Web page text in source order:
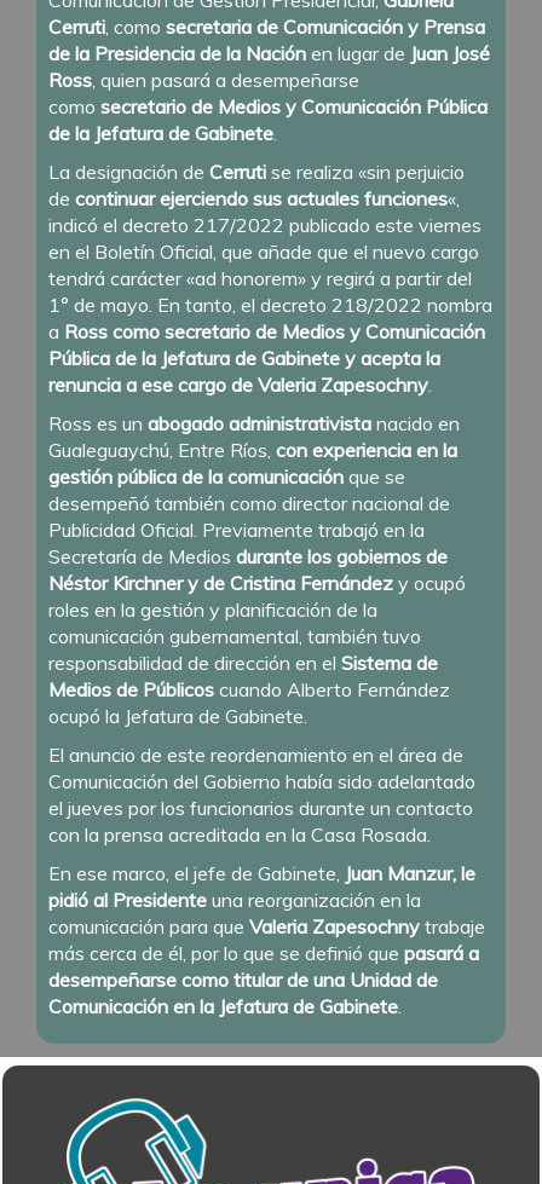
Cerruti , como secretaria de Comunicación y Prensa
de la Presidencia de la Nación en lugar de Juan José
Ross , quien pasará a desempeñarse
como secretario de Medios y Comunicación Pública
de la Jefatura de Gabinete
La designación de Cerruti se realiza «sin perjuicio
de continuar ejerciendo sus actuales funciones«,
indicó el decreto 217/2022 publicado este viernes
en el Boletín Oficial, que añade que el nuevo cargo
tendrá carácter «ad honorem» y regirá a partir del
1° de mayo. En tanto, el decreto 218/2022 nombra
a Ross como secretario de Medios y Comunicación
Pública de la Jefatura de Gabinete y acepta la
renuncia a ese cargo de Valeria Zapesochny
Ross es un abogado administrativista nacido en
Gualeguaychú, Entre Ríos, con experiencia en la
gestión pública de la comunicación que se
desempeñó también como director nacional de
Publicidad Oficial. Previamente trabajó en la
Secretaría de Medios durante los gobiernos de
Néstor Kirchner y de Cristina Fernández y ocupó
roles en la gestión y planificación de la
comunicación gubernamental, también tuvo
responsabilidad de dirección en el Sistema de
Medios de Públicos cuando Alberto Fernández
ocupó la Jefatura de Gabinete.
El anuncio de este reordenamiento en el área de
Comunicación del Gobierno había sido adelantado
el jueves por los funcionarios durante un contacto
con la prensa acreditada en la Casa Rosada.
En ese marco, el jefe de Gabinete, Juan Manzur, le
pidió al Presidente una reorganización en la
comunicación para que Valeria Zapesochny trabaje
más cerca de él, por lo que se definió que pasará a
desempeñarse como titular de una Unidad de
Comunicación en la Jefatura de Gabinete